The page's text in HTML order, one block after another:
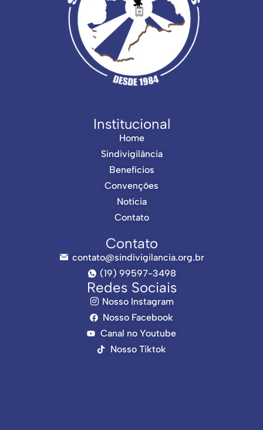
Institucional
Home
Sindivigilância
Benefícios
Convenções
Notícia
Contato
Contato
contato@sindivigilancia.org.br
(19) 99597-3498
Redes Sociais
Nosso Instagram
Nosso Facebook
Canal no Youtube
Nosso Tiktok